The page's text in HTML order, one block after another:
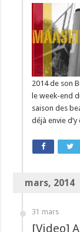
2014 de son
le week-end
saison des
déjà envie d’y
mars, 2014
31 mars
[Video]